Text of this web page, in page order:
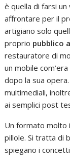
è quella di farsi
affrontare per il
artigiano solo
proprio pubblico
restauratore di
un mobile
dopo la sua
multimediali,
ai semplici post
Un formato molto
pillole. Si tratta di
spiegano i